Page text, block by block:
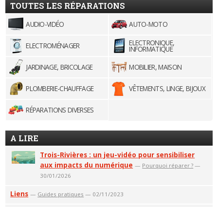
TOUTES LES RÉPARATIONS
AUDIO-VIDÉO AUTO-MOTO
ELECTROMÉNAGER ELECTRONIQUE,
INFORMATIQUE
JARDINAGE, BRICOLAGE
MOBILIER, MAISON
PLOMBERIE-CHAUFFAGE VÊTEMENTS, LINGE, BIJOUX
RÉPARATIONS DIVERSES
A LIRE
Trois-Rivières : un jeu-vidéo pour sensibiliser
aux impacts du numérique — Pourquoi réparer ? —
30/01/2026
Liens — Guides pratiques — 02/11/2023